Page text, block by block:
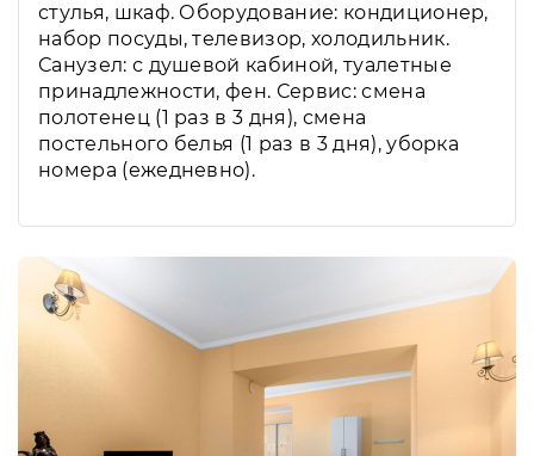
стулья, шкаф. Оборудование: кондиционер,
набор посуды, телевизор, холодильник.
Санузел: с душевой кабиной, туалетные
принадлежности, фен. Сервис: смена
полотенец (1 раз в 3 дня), смена
постельного белья (1 раз в 3 дня), уборка
номера (ежедневно).